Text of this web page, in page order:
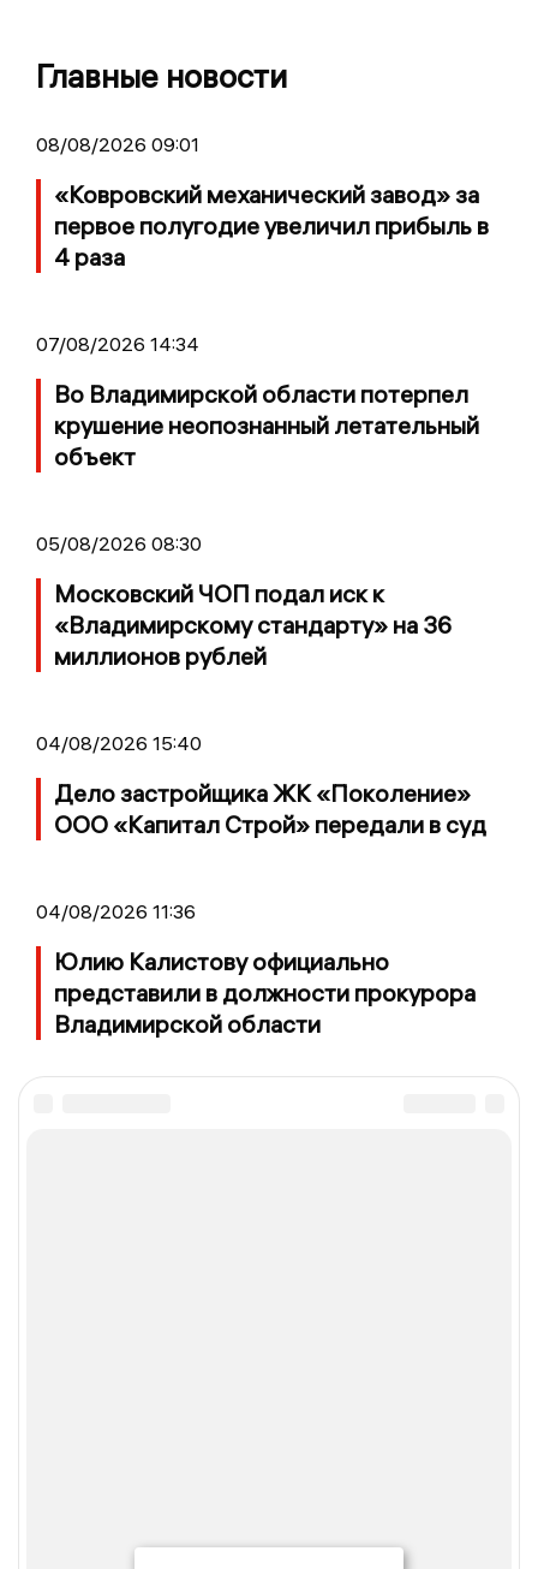
Главные новости
08/08/2026 09:01
«Ковровский механический завод» за
первое полугодие увеличил прибыль в
4 раза
07/08/2026 14:34
Во Владимирской области потерпел
крушение неопознанный летательный
объект
05/08/2026 08:30
Московский ЧОП подал иск к
«Владимирскому стандарту» на 36
миллионов рублей
04/08/2026 15:40
Дело застройщика ЖК «Поколение»
ООО «Капитал Строй» передали в суд
04/08/2026 11:36
Юлию Калистову официально
представили в должности прокурора
Владимирской области